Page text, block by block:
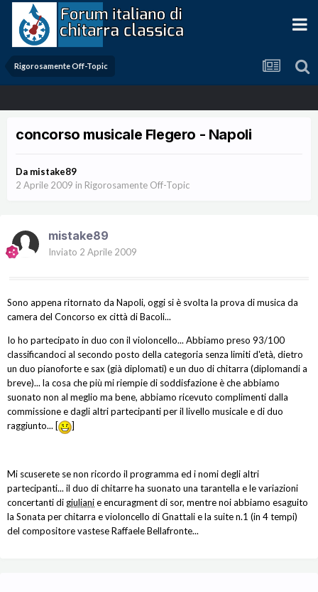
Rigorosamente Off-Topic
concorso musicale Flegero - Napoli
Da mistake89
2 Aprile 2009 in Rigorosamente Off-Topic
mistake89
Inviato 2 Aprile 2009
Sono appena ritornato da Napoli, oggi si è svolta la prova di musica da
camera del Concorso ex città di Bacoli...
Io ho partecipato in duo con il violoncello... Abbiamo preso 93/100
classificandoci al secondo posto della categoria senza limiti d'età, dietro
un duo pianoforte e sax (già diplomati) e un duo di chitarra (diplomandi a
breve)... la cosa che più mi riempie di soddisfazione è che abbiamo
suonato non al meglio ma bene, abbiamo ricevuto complimenti dalla
commissione e dagli altri partecipanti per il livello musicale e di duo
raggiunto... [
]
Mi scuserete se non ricordo il programma ed i nomi degli altri
partecipanti... il duo di chitarre ha suonato una tarantella e le variazioni
concertanti di giulianie encuragment di sor, mentre noi abbiamo esaguito
la Sonata per chitarra e violoncello di Gnattali e la suite n.1 (in 4 tempi)
del compositore vastese Raffaele Bellafronte...